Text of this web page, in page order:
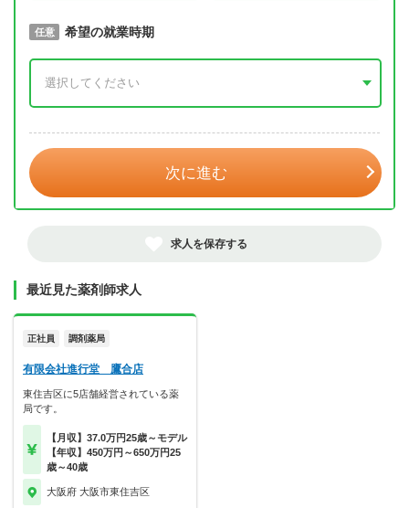
必須 取得予定年
任意 希望の就業時期
次に進む
求人を保存する
最近見た薬剤師求人
正社員 調剤薬局
有限会社進行堂 鷹合店
東住吉区に5店舗経営されている薬
局です。
【月収】37.0万円25歳～モデル
【年収】450万円～650万円25
歳～40歳
大阪府 大阪市東住吉区